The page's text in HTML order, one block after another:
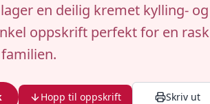
en deilig kremet kylling- og
oppskrift perfekt for en rask
Hopp til oppskrift Skriv ut